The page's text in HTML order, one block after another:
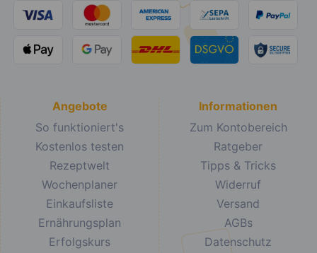
Angebote
So funktioniert's
Kostenlos testen
Rezeptwelt
Wochenplaner
Einkaufsliste
Ernährungsplan
Erfolgskurs
Informationen
Zum Kontobereich
Ratgeber
Tipps & Tricks
Widerruf
Versand
AGBs
Datenschutz